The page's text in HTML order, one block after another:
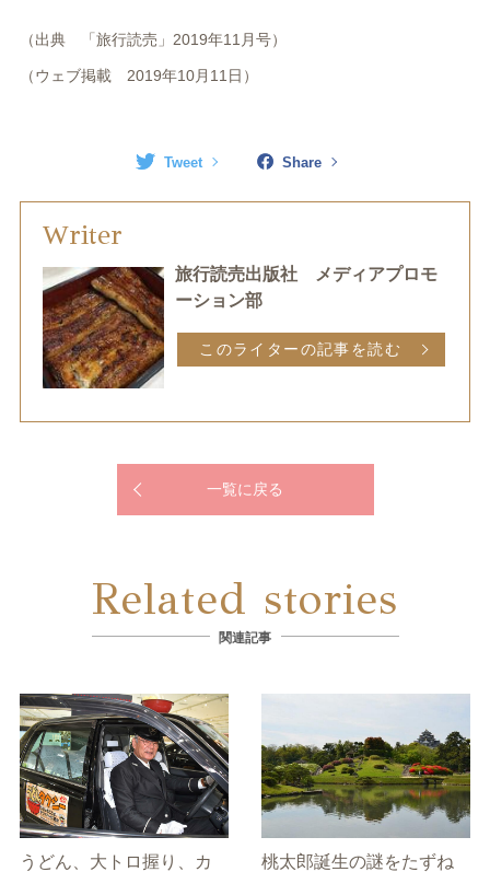
（出典 「旅行読売」 2019年11 月号）
（ウェブ掲載 2019年10月 11 日）
Tweet Share
Writer
旅行読売出版社 メディアプロモ
ーション部
このライターの記事を読む
一覧に戻る
Related stories
関連記事
うどん、大トロ握り、カ
桃太郎誕生の謎をたずね